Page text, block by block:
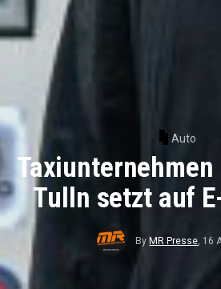
Auto
Taxiunternehmen
Tulln setzt auf
ByMR Presse 16